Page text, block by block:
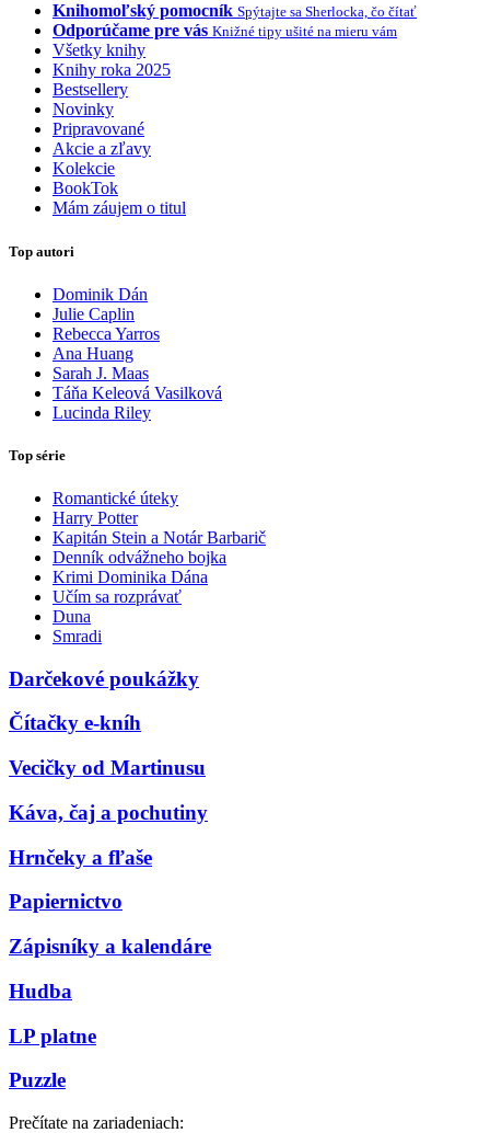
Knihomoľský pomocník Spýtajte sa Sherlocka, čo čítať
Odporúčame pre vás Knižné tipy ušité na mieru vám
Všetky knihy
Knihy roka 2025
Bestsellery
Novinky
Pripravované
Akcie a zľavy
Kolekcie
BookTok
Mám záujem o titul
Top autori
Dominik Dán
Julie Caplin
Rebecca Yarros
Ana Huang
Sarah J. Maas
Táňa Keleová Vasilková
Lucinda Riley
Top série
Romantické úteky
Harry Potter
Kapitán Stein a Notár Barbarič
Denník odvážneho bojka
Krimi Dominika Dána
Učím sa rozprávať
Duna
Smradi
Darčekové poukážky
Čítačky e-kníh
Vecičky od Martinusu
Káva, čaj a pochutiny
Hrnčeky a fľaše
Papiernictvo
Zápisníky a kalendáre
Hudba
LP platne
Puzzle
Prečítate na zariadeniach: